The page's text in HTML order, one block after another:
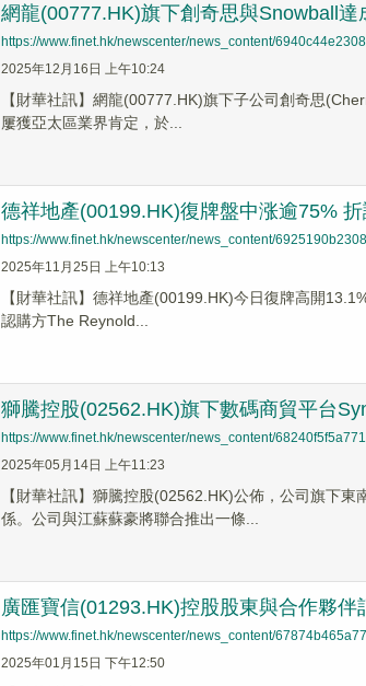
網龍(00777.HK)旗下創奇思與Snowball達
https://www.finet.hk/newscenter/news_content/
2025年12月16日 上午10:24
【財華社訊】網龍(00777.HK)旗下子公司創奇思
屢獲亞太區業界肯定，於...
德祥地產(00199.HK)復牌盤中涨逾75%
https://www.finet.hk/newscenter/news_content/
2025年11月25日 上午10:13
【財華社訊】德祥地產(00199.HK)今日復牌高開
認購方The Reynold...
獅騰控股(02562.HK)旗下數碼商貿平台
https://www.finet.hk/newscenter/news_content/
2025年05月14日 上午11:23
【財華社訊】獅騰控股(02562.HK)公佈，公司旗下
係。公司與江蘇蘇豪將聯合推出一條...
廣匯寶信(01293.HK)控股股東與合作夥
https://www.finet.hk/newscenter/news_content/
2025年01月15日 下午12:50